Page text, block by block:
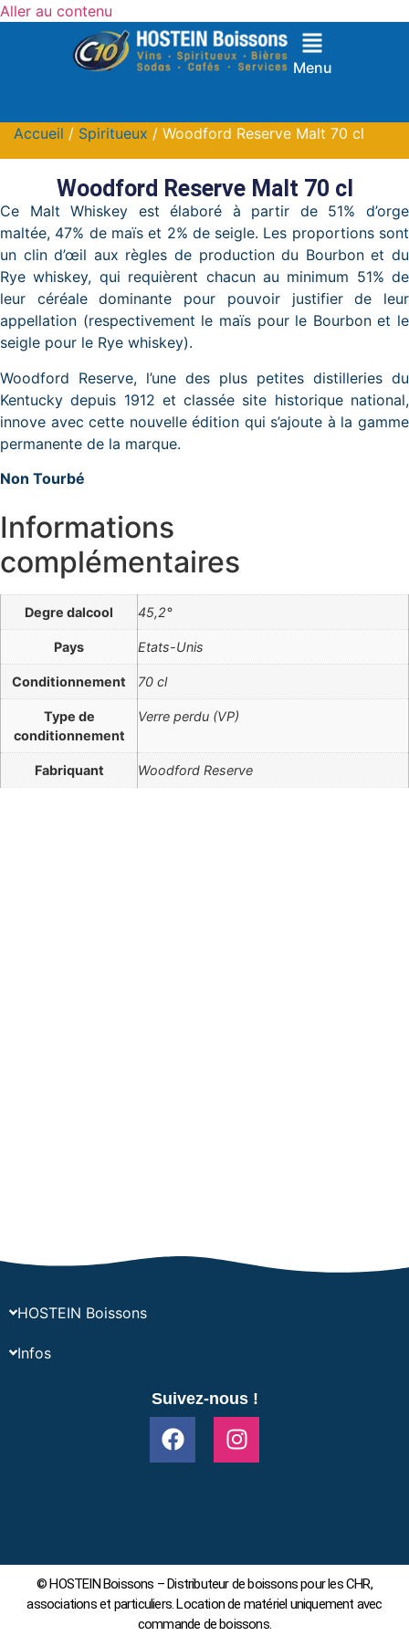
Aller au contenu
Menu
Accueil / Spiritueux / Woodford Reserve Malt 70 cl
Woodford Reserve Malt 70 cl
Ce Malt Whiskey est élaboré à partir de 51% d’orge
maltée, 47% de maïs et 2% de seigle. Les proportions sont
un clin d’œil aux règles de production du Bourbon et du
Rye whiskey, qui requièrent chacun au minimum 51% de
leur céréale dominante pour pouvoir justifier de leur
appellation (respectivement le maïs pour le Bourbon et le
seigle pour le Rye whiskey).
Woodford Reserve, l’une des plus petites distilleries du
Kentucky depuis 1912 et classée site historique national,
innove avec cette nouvelle édition qui s’ajoute à la gamme
permanente de la marque.
Non Tourbé
Informations
complémentaires
Degre dalcool 45,2°
Pays Etats-Unis
Conditionnement 70 cl
Type de
conditionnement
Verre perdu (VP)
Fabriquant Woodford Reserve
HOSTEIN Boissons
Infos
Suivez-nous !
© HOSTEIN Boissons – Distributeur de boissons pour les CHR,
associations et particuliers. Location de matériel uniquement avec
commande de boissons.